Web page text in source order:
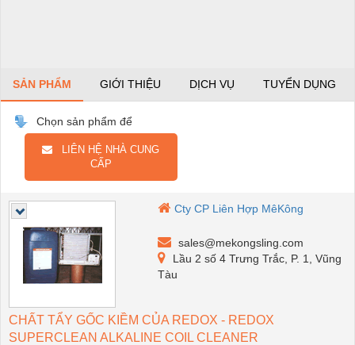
SẢN PHẨM GIỚI THIỆU DỊCH VỤ TUYỂN DỤNG
Chọn sản phẩm để
LIÊN HỆ NHÀ CUNG
CẤP
Cty CP Liên Hợp MêKông
sales@mekongsling.com
Lầu 2 số 4 Trưng Trắc, P. 1, Vũng
Tàu
CHẤT TẨY GỐC KIỀM CỦA REDOX - REDOX
SUPERCLEAN ALKALINE COIL CLEANER